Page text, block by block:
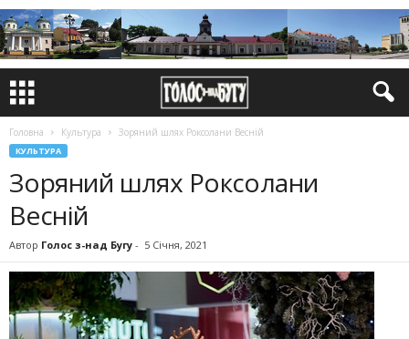
Головна Культура Зоряний шлях Роксолани Весній
КУЛЬТУРА
Зоряний шлях Роксолани
Весній
Автор Голос з-над Бугу - 5 Січня, 2021